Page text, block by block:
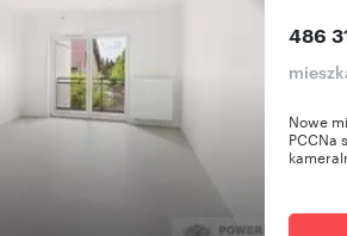
486
Nowe
PCCNa